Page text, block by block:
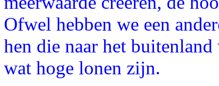
Ofwel hebben we een
hen die naar het
wat hoge lonen zijn.